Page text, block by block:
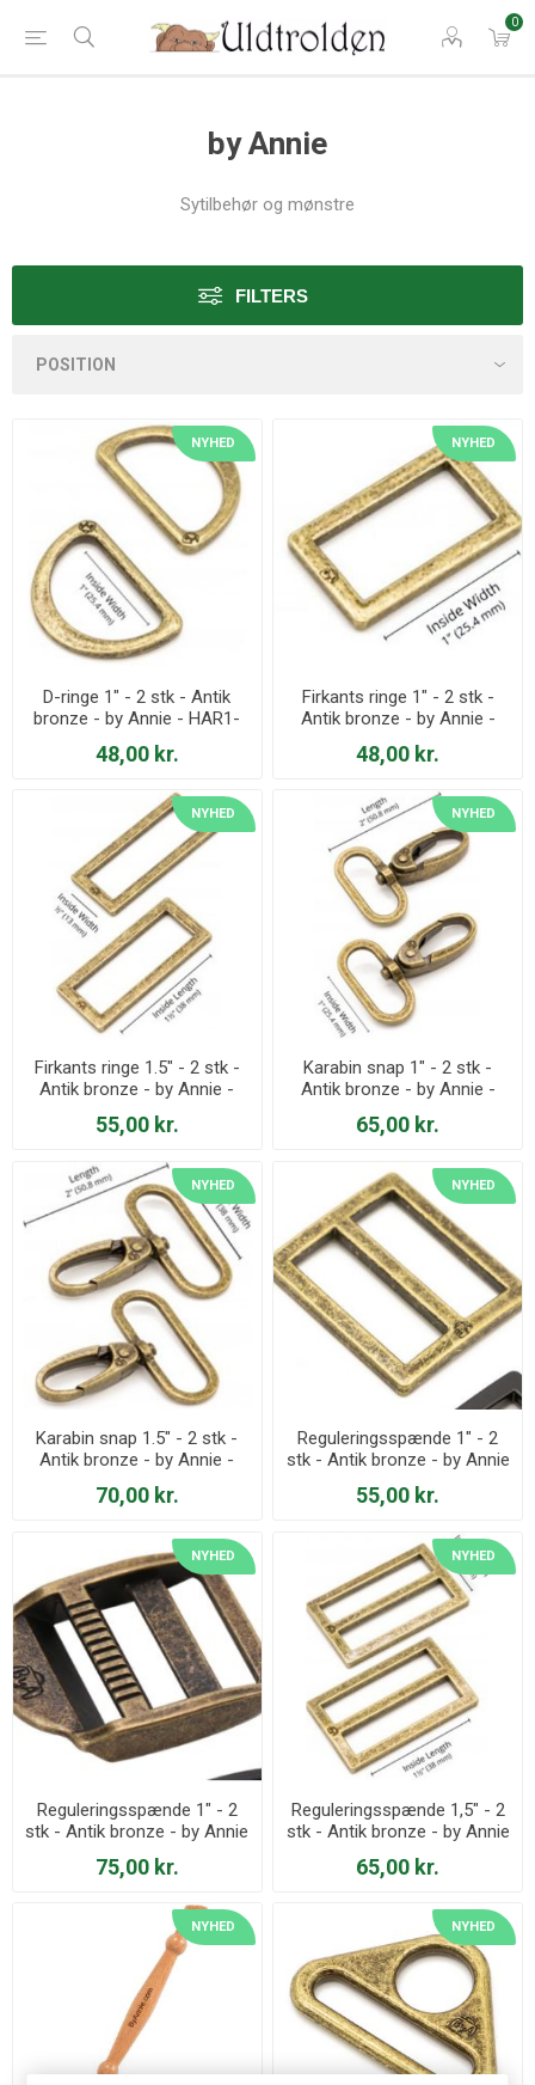
0
by Annie
Sytilbehør og mønstre
FILTERS
NYHED
D-ringe 1" - 2 stk - Antik
bronze - by Annie - HAR1-
DR-AB-TWO
48,00 kr.
NYHED
Firkants ringe 1" - 2 stk -
Antik bronze - by Annie -
HAR1-RR-AB-TWO
48,00 kr.
NYHED
Firkants ringe 1.5" - 2 stk -
Antik bronze - by Annie -
HAR1.5-RR-AB-TWO
55,00 kr.
NYHED
Karabin snap 1" - 2 stk -
Antik bronze - by Annie -
HAR1-SW-AB-TWO
65,00 kr.
NYHED
Karabin snap 1.5" - 2 stk -
Antik bronze - by Annie -
HAR1.5-SW-AB-TWO
70,00 kr.
NYHED
Reguleringsspænde 1" - 2
stk - Antik bronze - by Annie
- HAR1-SL-AB-TWO
55,00 kr.
NYHED
Reguleringsspænde 1" - 2
stk - Antik bronze - by Annie
75,00 kr.
NYHED
Reguleringsspænde 1,5" - 2
stk - Antik bronze - by Annie
65,00 kr.
NYHED NYHED